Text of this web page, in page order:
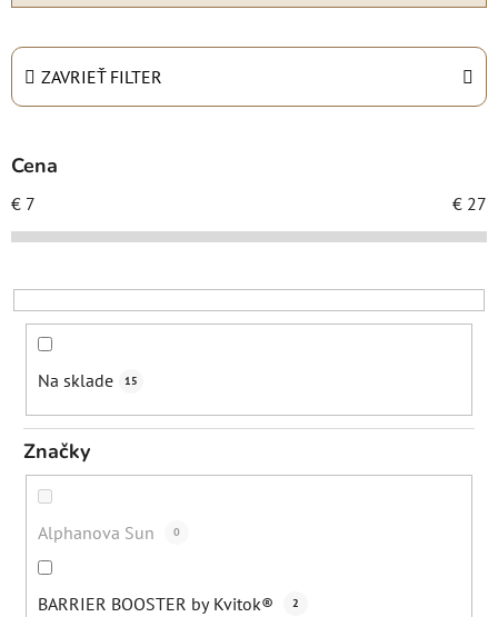
d
e
i
p
r
o
d
k
ZAVRIEŤ FILTER
Cena
€ 7 € 27
Na sklade 15
Značky
Alphanova Sun 0
BARRIER BOOSTER by Kvitok® 2